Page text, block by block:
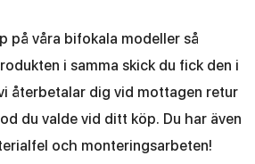
på våra bifokala modeller så
i samma skick du fick den i
återbetalar dig vid mottagen retur
du valde vid ditt köp. Du har även
och monteringsarbeten!